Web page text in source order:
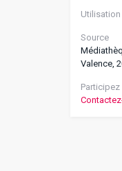
Utilisation
Source
Valence,